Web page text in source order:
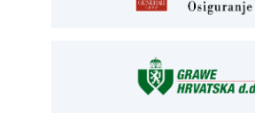
Siget – zastupanje u osiguranju
osiguranje@aksiget.hr